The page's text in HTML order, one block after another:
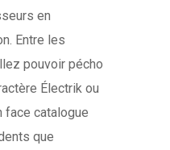
en
Entre les
pouvoir pécho
Électrik ou
face catalogue
que